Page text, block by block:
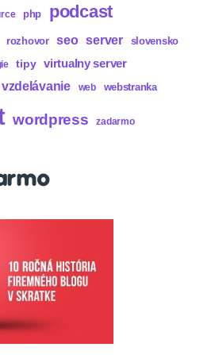
php podcast
rozhovor seo server slovensko
tipy virtualny server
vzdelávanie web webstranka
wordpress zadarmo